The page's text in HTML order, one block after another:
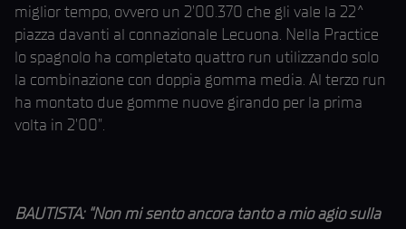
miglior tempo, ovvero un 2’00.370 che gli vale la 22^
piazza davanti al connazionale Lecuona. Nella Practice
lo spagnolo ha completato quattro run utilizzando solo
la combinazione con doppia gomma media. Al terzo run
ha montato due gomme nuove girando per la prima
volta in 2’00”.
BAUTISTA: “Non mi sento ancora tanto a mio agio sulla